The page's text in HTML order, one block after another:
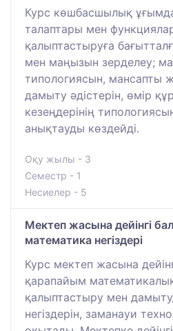
Курс көшбасшылық
талаптары мен
қалыптастыруға
мен маңызын зерделеу;
типологиясын, мансапты
дамыту әдістерін, өмір
кезеңдерінің
анықтауды көздейді.
Оқу жылы - 3
Семестр - 1
Несиелер - 5
Мектеп жасына дейінгі
математика негіздері
Курс мектеп жасына
қарапайым математикалық
қалыптастыру мен
негіздерін, заманауи